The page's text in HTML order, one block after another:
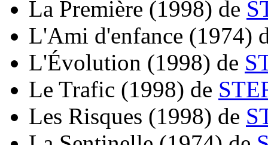
La Première (1998) de
L'Ami d'enfance (1974)
L'Évolution (1998) de
Le Trafic (1998) de
Les Risques (1998) de